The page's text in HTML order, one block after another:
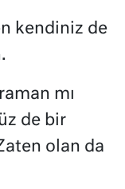
kendiniz de
mı
de bir
olan da